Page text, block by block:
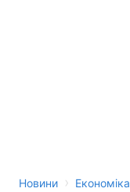
Новини › Економіка